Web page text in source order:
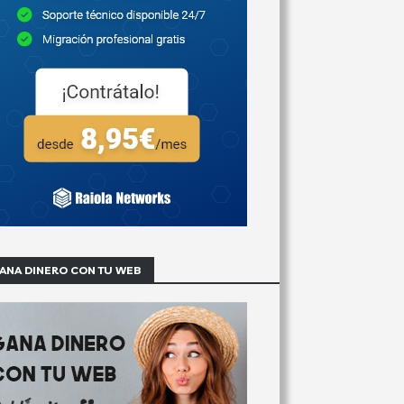
DINERO CON TU WEB